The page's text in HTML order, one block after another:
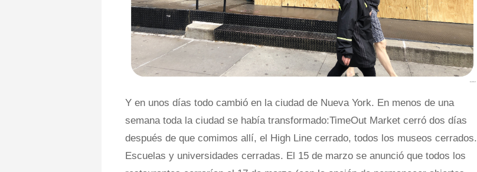
Y en unos días todo cambió en la ciudad de Nueva York. En menos de una
semana toda la ciudad se había transformado:TimeOut Market cerró dos días
después de que comimos allí, el High Line cerrado, todos los museos cerrados.
Escuelas y universidades cerradas. El 15 de marzo se anunció que todos los